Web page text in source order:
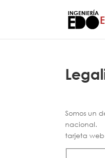
Somos un
nacional.
tarjeta web